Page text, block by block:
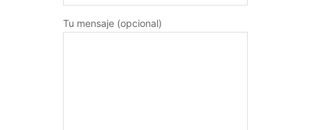
Tu mensaje (opcional)